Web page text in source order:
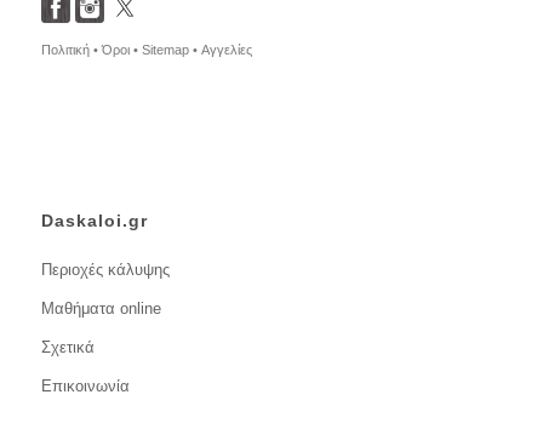
Πολιτική •Όροι • Sitemap • Αγγελίες
Daskaloi.gr
Περιοχές κάλυψης
Μαθήματα online
Σχετικά
Επικοινωνία